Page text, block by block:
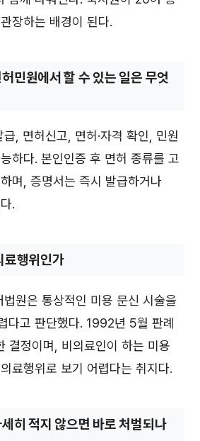
장하는 배경이 된다.
민원에서 할 수 있는 일은 무엇
, 면허신고, 면허·자격 확인, 민원
하다. 본인인증 후 면허 종류를 고
며, 증명서는 즉시 발급하거나
.
료행위인가
원은 통상적인 미용 문신 시술을
다고 판단했다. 1992년 5월 판례
결정이며, 비의료인이 하는 미용
료행위로 보기 어렵다는 취지다.
히 적지 않으면 바로 처벌되나